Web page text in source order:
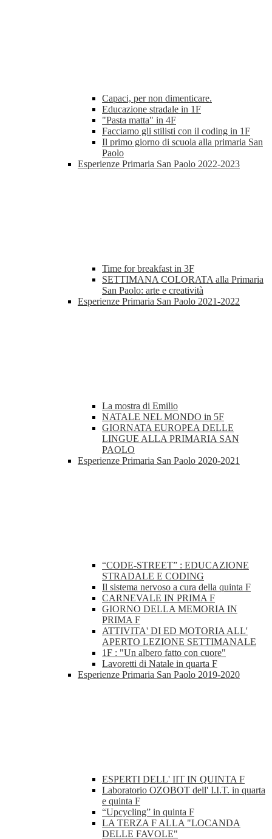
Capaci, per non dimenticare.
Educazione stradale in 1F
"Pasta matta" in 4F
Facciamo gli stilisti con il coding in 1F
Il primo giorno di scuola alla primaria San
Paolo
Esperienze Primaria San Paolo 2022-2023
Time for breakfast in 3F
SETTIMANA COLORATA alla Primaria
San Paolo: arte e creatività
Esperienze Primaria San Paolo 2021-2022
La mostra di Emilio
NATALE NEL MONDO in 5F
GIORNATA EUROPEA DELLE
LINGUE ALLA PRIMARIA SAN
PAOLO
Esperienze Primaria San Paolo 2020-2021
“CODE-STREET” : EDUCAZIONE
STRADALE E CODING
Il sistema nervoso a cura della quinta F
CARNEVALE IN PRIMA F
GIORNO DELLA MEMORIA IN
PRIMA F
ATTIVITA' DI ED MOTORIA ALL'
APERTO LEZIONE SETTIMANALE
1F : "Un albero fatto con cuore"
Lavoretti di Natale in quarta F
Esperienze Primaria San Paolo 2019-2020
ESPERTI DELL' IIT IN QUINTA F
Laboratorio OZOBOT dell' I.I.T. in quarta
e quinta F
“Upcycling” in quinta F
LA TERZA F ALLA "LOCANDA
DELLE FAVOLE"